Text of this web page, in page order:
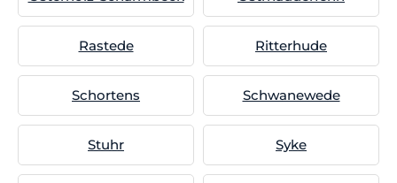
Rastede Ritterhude
Schortens Schwanewede
Stuhr Syke